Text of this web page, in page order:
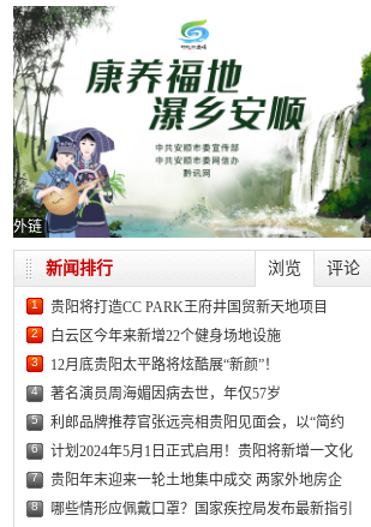
外链
浏览 评论
新闻排行
1 贵阳将打造CC PARK王府井国贸新天地项目
2 白云区今年来新增22个健身场地设施
3 12月底贵阳太平路将炫酷展“新颜”！
4 著名演员周海媚因病去世，年仅57岁
5 利郎品牌推荐官张远亮相贵阳见面会，以“简约
6 计划2024年5月1日正式启用！贵阳将新增一文化
7 贵阳年末迎来一轮土地集中成交 两家外地房企
8 哪些情形应佩戴口罩？国家疾控局发布最新指引